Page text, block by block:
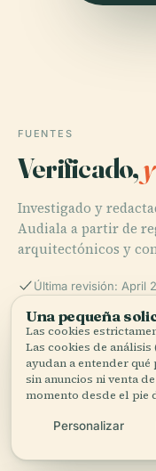
FUENTES
Verificado,
Investigado y
Audiala a partir de
arquitectónicos y
Última revisión: April
Visiting
Hours, and Tips,
Washington
Una pequeña
Las cookies
Las cookies de
ayudan a entender
sin anuncios ni venta
momento desde el pie
Personalizar